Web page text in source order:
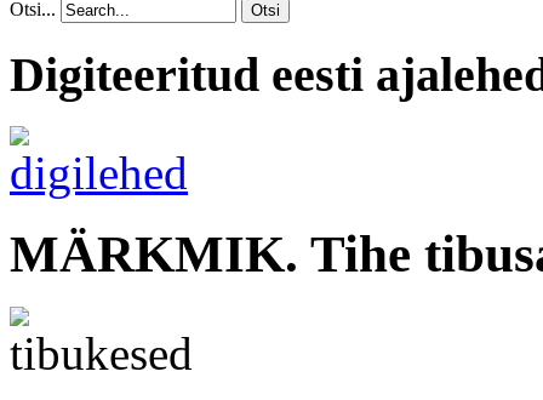
Otsi... Otsi
Digiteeritud eesti
MÄRKMIK. Tihe